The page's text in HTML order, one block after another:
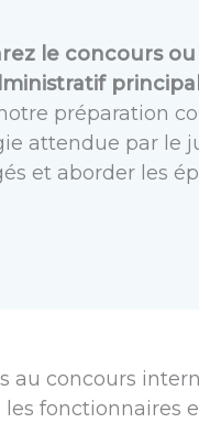
le concours ou
préparation
attendue par le
et aborder les
au concours
les